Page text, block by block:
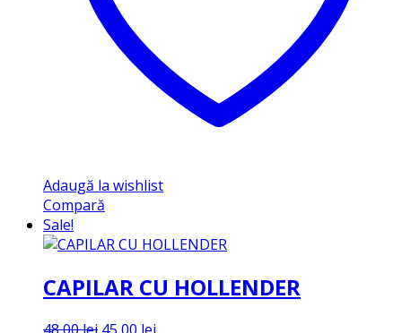
Adaugă la wishlist
Compară
Sale!
CAPILAR CU HOLLENDER
Prețul